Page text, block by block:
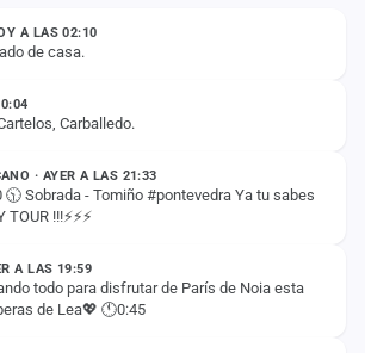
A LAS 02:10
de casa.
Carballedo.
· AYER A LAS 21:33
🕥 Sobrada - Tomiño #pontevedra Ya tu sabes
!!!⚡️⚡️⚡️
A LAS 19:59
todo para disfrutar de París de Noia esta
de Lea💖 🕚0:45